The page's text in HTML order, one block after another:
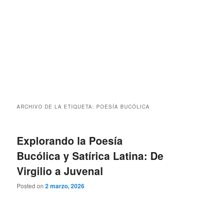
ARCHIVO DE LA ETIQUETA: POESÍA BUCÓLICA
Explorando la Poesía
Bucólica y Satírica Latina: De
Virgilio a Juvenal
Posted on2 marzo, 2026